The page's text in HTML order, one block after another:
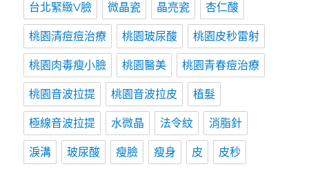
台北緊緻V臉 微晶瓷 晶亮瓷 杏仁酸
桃園清痘痘治療 桃園玻尿酸 桃園皮秒雷射
桃園肉毒瘦小臉 桃園醫美 桃園青春痘治療
桃園音波拉提 桃園音波拉皮 植髮
極線音波拉提 水微晶 法令紋 消脂針
淚溝 玻尿酸 瘦臉 瘦身 皮 皮秒